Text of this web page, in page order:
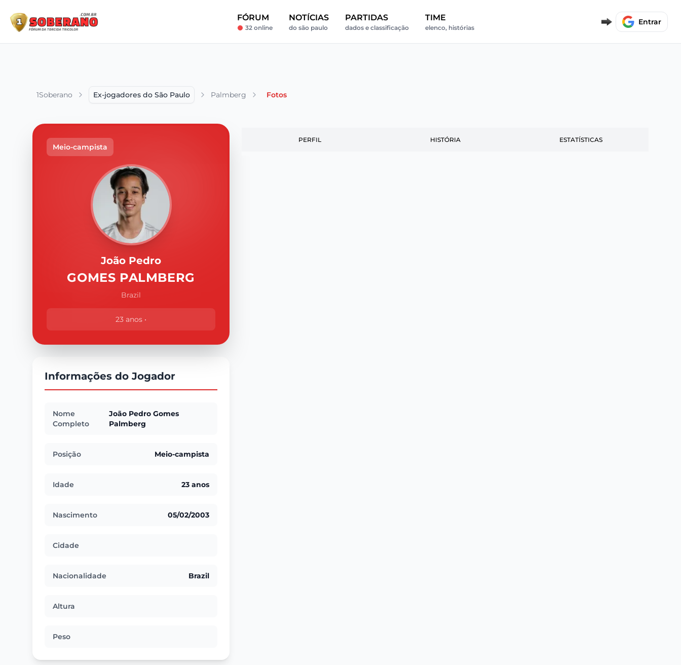
FÓRUM
32 online
NOTÍCIAS
do são paulo
PARTIDAS
dados e classificação
TIME
elenco, histórias
Entrar
1Soberano Ex-jogadores do São Paulo Palmberg Fotos
Meio-campista
João Pedro
GOMES PALMBERG
Brazil
23 anos •
Informações do Jogador
Nome
Completo
João Pedro Gomes
Palmberg
Posição Meio-campista
Idade 23 anos
Nascimento 05/02/2003
Cidade
Nacionalidade Brazil
Altura
Peso
PERFIL HISTÓRIA ESTATÍSTICAS